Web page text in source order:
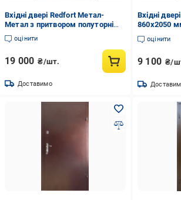
Вхідні двері Redfort Метал-
Метал з притвором полуторні
вуличні 1200х2050 мм
оцінити
19 000 ₴/шт.
Доставимо
Вхідні
860х2050
оцінити
9 100 ₴/